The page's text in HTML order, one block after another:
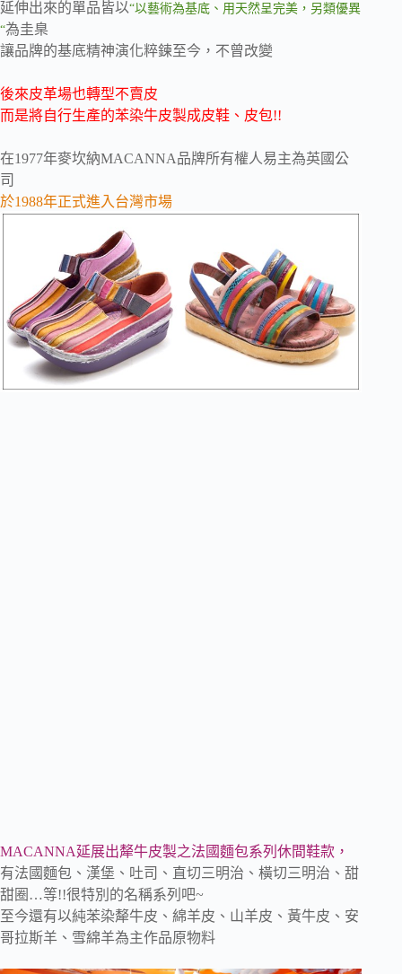
延伸出來的單品皆以“以藝術為基底、用天然呈完美，另類優異
“為圭臬
讓品牌的基底精神演化粹鍊至今，不曾改變
後來皮革場也轉型不賣皮
而是將自行生產的苯染牛皮製成皮鞋、皮包!!
在1977年麥坎納MACANNA品牌所有權人易主為英國公
司
於1988年正式進入台灣市場
MACANNA延展出犛牛皮製之法國麵包系列休間鞋款，
有法國麵包、漢堡、吐司、直切三明治、橫切三明治、甜
甜圈…等!!很特別的名稱系列吧~
至今還有以純苯染犛牛皮、綿羊皮、山羊皮、黃牛皮、安
哥拉斯羊、雪綿羊為主作品原物料